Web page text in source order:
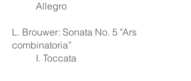
Allegro
L. Brouwer: Sonata No. 5 "Ars
combinatoria”
I. Toccata